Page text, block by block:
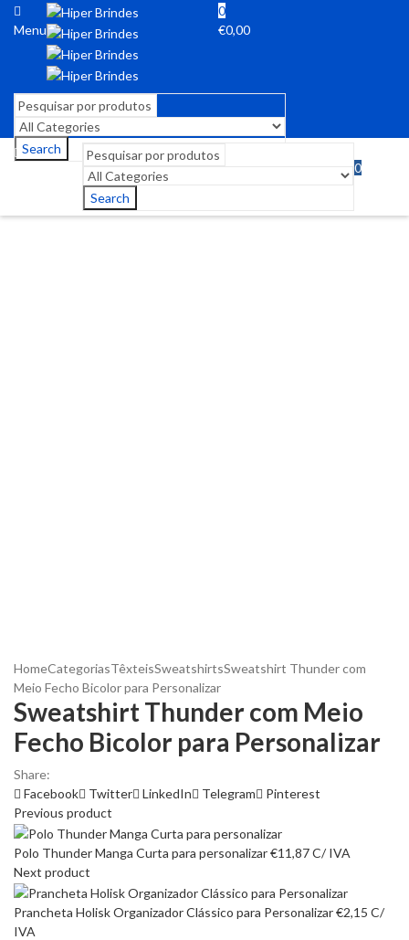
Menu
0
€0,00
Search
Search
0
HomeCategoriasTêxteisSweatshirtsSweatshirt Thunder com
Meio Fecho Bicolor para Personalizar
Sweatshirt Thunder com Meio
Fecho Bicolor para Personalizar
Share:
Facebook
Twitter LinkedIn Telegram
Pinterest
Previous product
Polo Thunder Manga Curta para personalizar€11,87C/ IVA
Next product
Prancheta Holisk Organizador Clássico para Personalizar€2,15 C/
IVA